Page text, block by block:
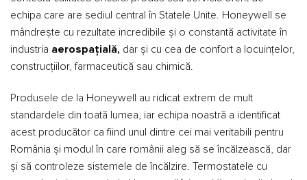
echipa care are sediul central în Statele Unite. Honeywell se
mândrește cu rezultate incredibile și o constantă activitate în
industria aerospațială, dar și cu cea de confort a locuințelor,
construcțiilor, farmaceutică sau chimică.
Produsele de la Honeywell au ridicat extrem de mult
standardele din toată lumea, iar echipa noastră a identificat
acest producător ca fiind unul dintre cei mai veritabili pentru
România și modul în care românii aleg să se încălzească, dar
și să controleze sistemele de încălzire. Termostatele cu